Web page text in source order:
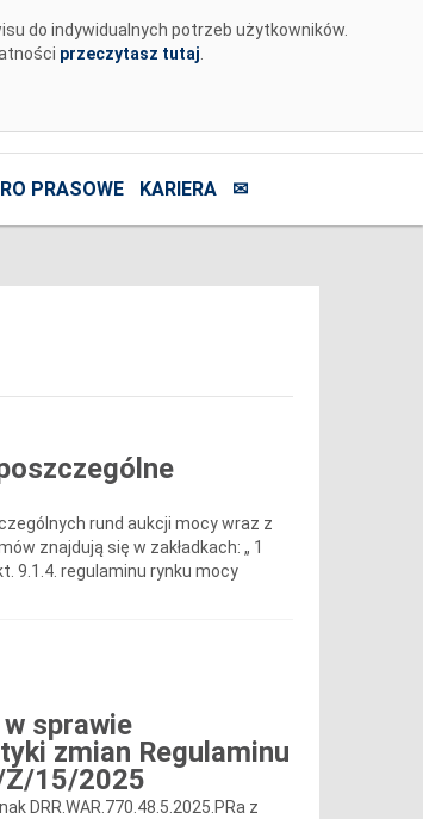
do indywidualnych potrzeb użytkowników.
przeczytasz tutaj
PRASOWE KARIERA ✉
rund aukcji mocy wraz z
znajdują się w zakładkach: „ 1
9.1.4. regulaminu rynku mocy
sprawie
zmian Regulaminu
Z/15/2025
DRR.WAR.770.48.5.2025.PRa z